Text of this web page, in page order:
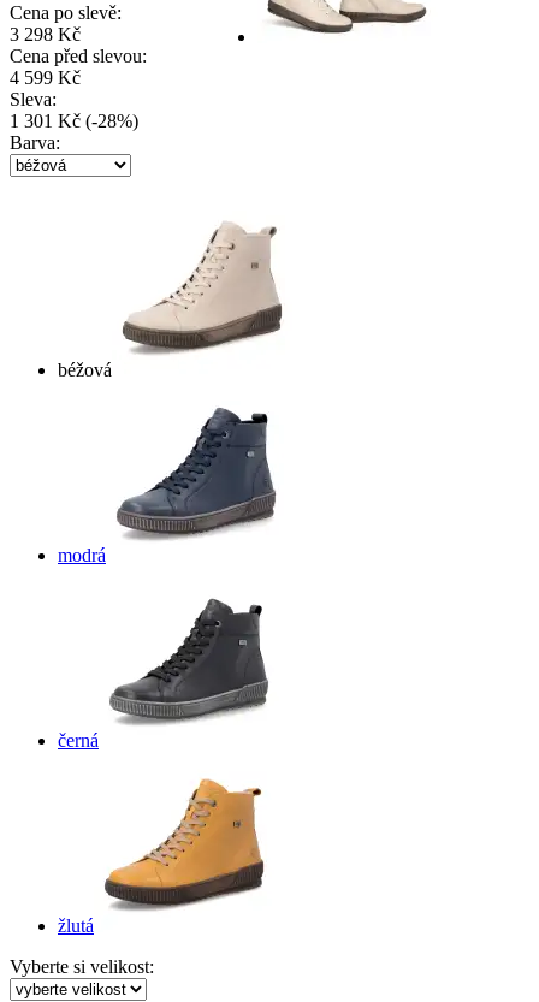
Cena po slevě:
3 298 Kč
Cena před slevou:
4 599 Kč
Sleva:
1 301 Kč (-28%)
Barva:
béžová
modrá
černá
žlutá
Vyberte si velikost: